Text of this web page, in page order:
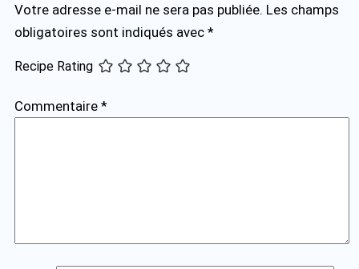
Votre adresse e-mail ne sera pas publiée. Les champs
obligatoires sont indiqués avec *
Recipe Rating
Commentaire *